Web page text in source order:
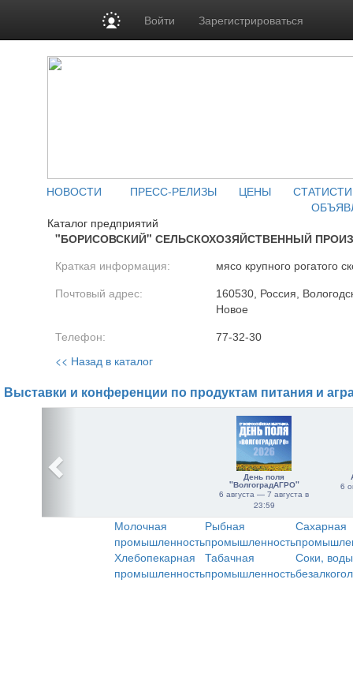
Войти Зарегистрироваться
НОВОСТИ ПРЕСС-РЕЛИЗЫ ЦЕНЫ
Каталог предприятий
"БОРИСОВСКИЙ" СЕЛЬСКОХОЗЯЙСТВЕННЫЙ
Краткая информация: мясо крупного рогатого
Почтовый адрес:
160530, Россия,
Новое
Телефон: 77-32-30
<< Назад в каталог
Выставки и конференции по продуктам питания и
День поля
"ВолгоградАГРО"
6 августа — 7 августа в
23:59
6
Молочная
промышленность
Рыбная
промышленность
Сахарная
Хлебопекарная
промышленность
Табачная
промышленность
Соки,